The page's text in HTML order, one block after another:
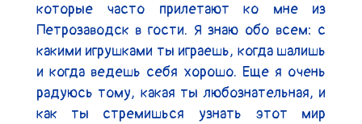
которые часто прилетают ко мне из
Петрозаводск в гости. Я знаю обо всем: с
какими игрушками ты играешь, когда шалишь
и когда ведешь себя хорошо. Еще я очень
радуюсь тому, какая ты любознательная, и
как ты стремишься узнать этот мир